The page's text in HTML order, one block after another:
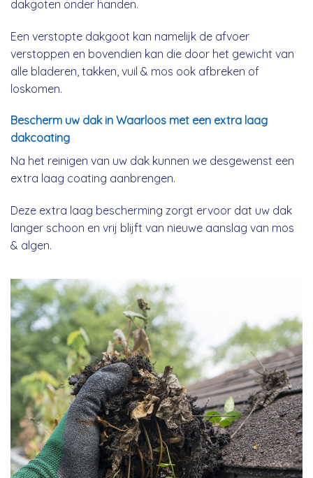
dakgoten onder handen.
Een verstopte dakgoot kan namelijk de afvoer
verstoppen en bovendien kan die door het gewicht van
alle bladeren, takken, vuil & mos ook afbreken of
loskomen.
Bescherm uw dak in Waarloos met een extra laag
dakcoating
Na het reinigen van uw dak kunnen we desgewenst een
extra laag coating aanbrengen.
Deze extra laag bescherming zorgt ervoor dat uw dak
langer schoon en vrij blijft van nieuwe aanslag van mos
& algen.